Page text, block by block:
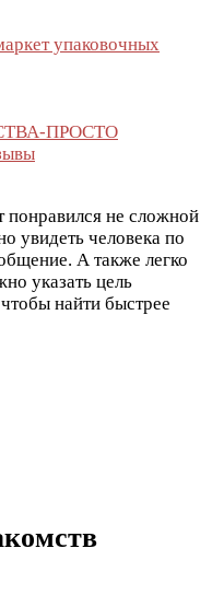
упаковочных
ПРОСТО
понравился не сложной
увидеть человека по
А также легко
указать цель
найти быстрее